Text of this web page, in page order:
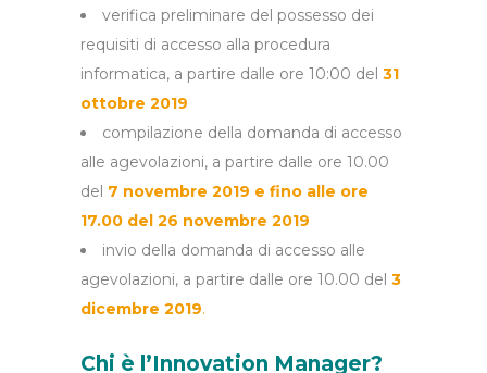
verifica preliminare del possesso dei
requisiti di accesso alla procedura
informatica, a partire dalle ore 10:00 del 31
ottobre 2019
compilazione della domanda di accesso
alle agevolazioni, a partire dalle ore 10.00
del 7 novembre 2019 e fino alle ore
17.00 del 26 novembre 2019
invio della domanda di accesso alle
agevolazioni, a partire dalle ore 10.00 del 3
dicembre 2019.
Chi è l’Innovation Manager?